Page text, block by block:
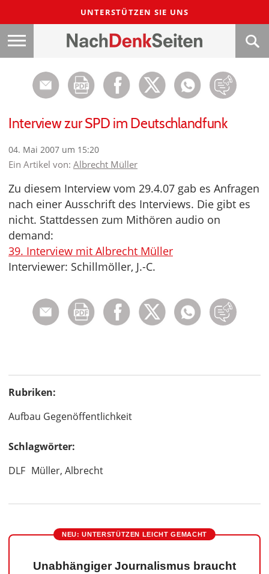
UNTERSTÜTZEN SIE UNS
Interview zur SPD im Deutschlandfunk
04. Mai 2007 um 15:20
Ein Artikel von: Albrecht Müller
Zu diesem Interview vom 29.4.07 gab es Anfragen
nach einer Ausschrift des Interviews. Die gibt es
nicht. Stattdessen zum Mithören audio on
demand:
39. Interview mit Albrecht Müller
Interviewer: Schillmöller, J.-C.
Rubriken:
Aufbau Gegenöffentlichkeit
Schlagwörter:
DLF Müller, Albrecht
NEU: UNTERSTÜTZEN LEICHT GEMACHT
Unabhängiger Journalismus braucht